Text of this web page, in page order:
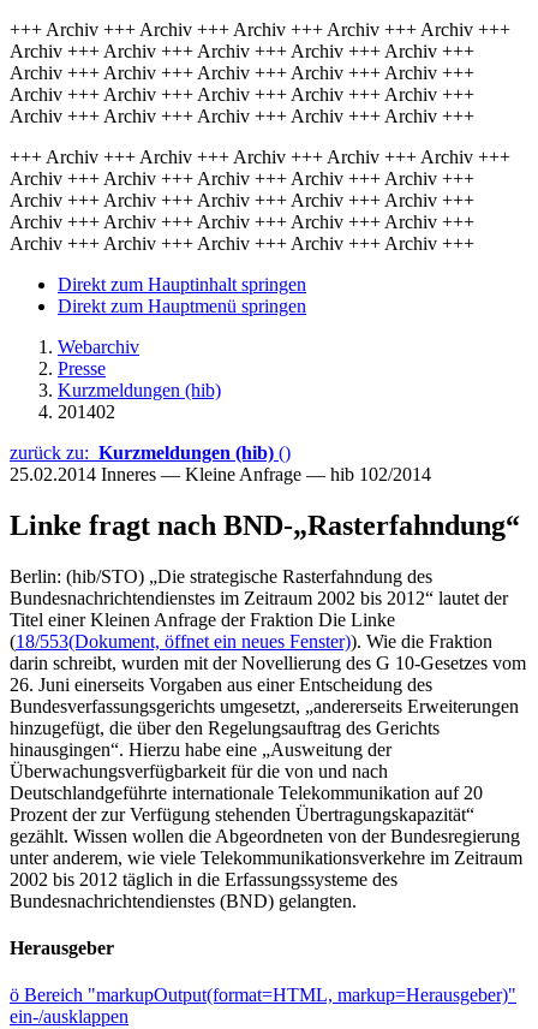
+++ Archiv +++ Archiv +++ Archiv +++ Archiv +++ Archiv +++
Archiv +++ Archiv +++ Archiv +++ Archiv +++ Archiv +++
Archiv +++ Archiv +++ Archiv +++ Archiv +++ Archiv +++
Archiv +++ Archiv +++ Archiv +++ Archiv +++ Archiv +++
Archiv +++ Archiv +++ Archiv +++ Archiv +++ Archiv +++
+++ Archiv +++ Archiv +++ Archiv +++ Archiv +++ Archiv +++
Archiv +++ Archiv +++ Archiv +++ Archiv +++ Archiv +++
Archiv +++ Archiv +++ Archiv +++ Archiv +++ Archiv +++
Archiv +++ Archiv +++ Archiv +++ Archiv +++ Archiv +++
Archiv +++ Archiv +++ Archiv +++ Archiv +++ Archiv +++
Direkt zum Hauptinhalt springen
Direkt zum Hauptmenü springen
Webarchiv
Presse
Kurzmeldungen (hib)
201402
zurück zu: Kurzmeldungen (hib) ()
25.02.2014 Inneres — Kleine Anfrage — hib 102/2014
Linke fragt nach BND-„Rasterfahndung“
Berlin: (hib/STO) „Die strategische Rasterfahndung des
Bundesnachrichtendienstes im Zeitraum 2002 bis 2012“ lautet der
Titel einer Kleinen Anfrage der Fraktion Die Linke
(18/553(Dokument, öffnet ein neues Fenster)). Wie die Fraktion
darin schreibt, wurden mit der Novellierung des G 10-Gesetzes vom
26. Juni einerseits Vorgaben aus einer Entscheidung des
Bundesverfassungsgerichts umgesetzt, „andererseits Erweiterungen
hinzugefügt, die über den Regelungsauftrag des Gerichts
hinausgingen“. Hierzu habe eine „Ausweitung der
Überwachungsverfügbarkeit für die von und nach
Deutschlandgeführte internationale Telekommunikation auf 20
Prozent der zur Verfügung stehenden Übertragungskapazität“
gezählt. Wissen wollen die Abgeordneten von der Bundesregierung
unter anderem, wie viele Telekommunikationsverkehre im Zeitraum
2002 bis 2012 täglich in die Erfassungssysteme des
Bundesnachrichtendienstes (BND) gelangten.
Herausgeber
ö Bereich "markupOutput(format=HTML, markup=Herausgeber)"
ein-/ausklappen